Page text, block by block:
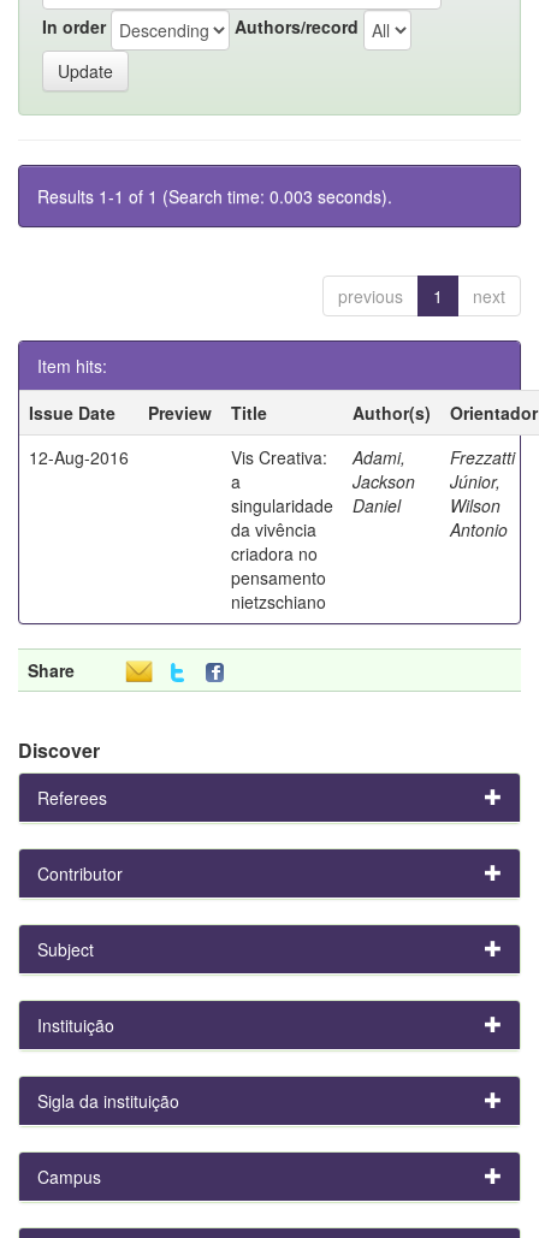
In order Authors/record
Results 1-1 of 1 (Search time: 0.003 seconds).
previous 1 next
Item hits:
Issue Date
Preview Title Author(s)
Orientador
12-Aug-2016
Vis Creativa:
a
singularidade
da vivência
criadora no
pensamento
nietzschiano
Adami,
Jackson
Daniel
Frezzatti
Júnior,
Wilson
Antonio
Share
Discover
Referees
Contributor
Subject
Instituição
Sigla da instituição
Campus